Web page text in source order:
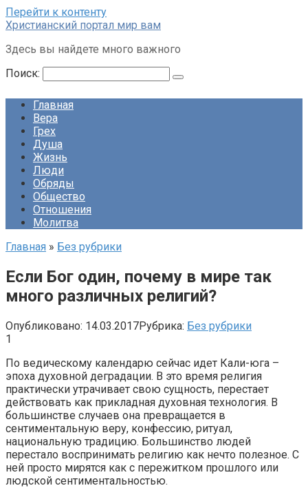
Перейти к контенту
Христианский портал мир вам
Здесь вы найдете много важного
Поиск:
Главная
Вера
Грех
Душа
Жизнь
Люди
Обряды
Общество
Отношения
Молитва
Главная » Без рубрики
Если Бог один, почему в мире так
много различных религий?
Опубликовано: 14.03.2017Рубрика: Без рубрики
1
По ведическому календарю сейчас идет Кали-юга –
эпоха духовной деградации. В это время религия
практически утрачивает свою сущность, перестает
действовать как прикладная духовная технология. В
большинстве случаев она превращается в
сентиментальную веру, конфессию, ритуал,
национальную традицию. Большинство людей
перестало воспринимать религию как нечто полезное. С
ней просто мирятся как с пережитком прошлого или
людской сентиментальностью.